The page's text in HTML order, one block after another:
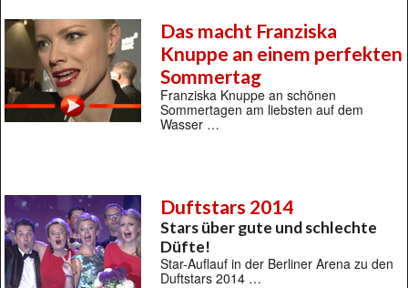
Das macht Franziska
Knuppe an einem perfekten
Sommertag
Franziska Knuppe an schönen
Sommertagen am liebsten auf dem
Wasser …
Duftstars 2014
Stars über gute und schlechte
Düfte!
Star-Auflauf in der Berliner Arena zu den
Duftstars 2014 …